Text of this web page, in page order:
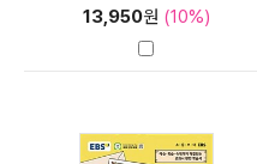
13,950원 (10%)